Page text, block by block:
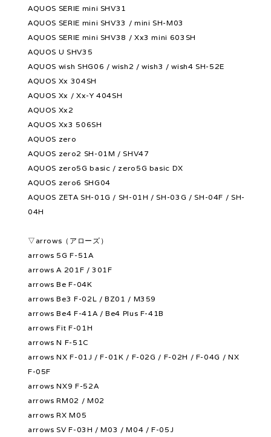
AQUOS SERIE mini SHV31
AQUOS SERIE mini SHV33 / mini SH-M03
AQUOS SERIE mini SHV38 / Xx3 mini 603SH
AQUOS U SHV35
AQUOS wish SHG06 / wish2 / wish3 / wish4 SH-52E
AQUOS Xx 304SH
AQUOS Xx / Xx-Y 404SH
AQUOS Xx2
AQUOS Xx3 506SH
AQUOS zero
AQUOS zero2 SH-01M / SHV47
AQUOS zero5G basic / zero5G basic DX
AQUOS zero6 SHG04
AQUOS ZETA SH-01G / SH-01H / SH-03G / SH-04F / SH-
04H
▽arrows（アローズ）
arrows 5G F-51A
arrows A 201F / 301F
arrows Be F-04K
arrows Be3 F-02L / BZ01 / M359
arrows Be4 F-41A / Be4 Plus F-41B
arrows Fit F-01H
arrows N F-51C
arrows NX F-01J / F-01K / F-02G / F-02H / F-04G / NX
F-05F
arrows NX9 F-52A
arrows RM02 / M02
arrows RX M05
arrows SV F-03H / M03 / M04 / F-05J